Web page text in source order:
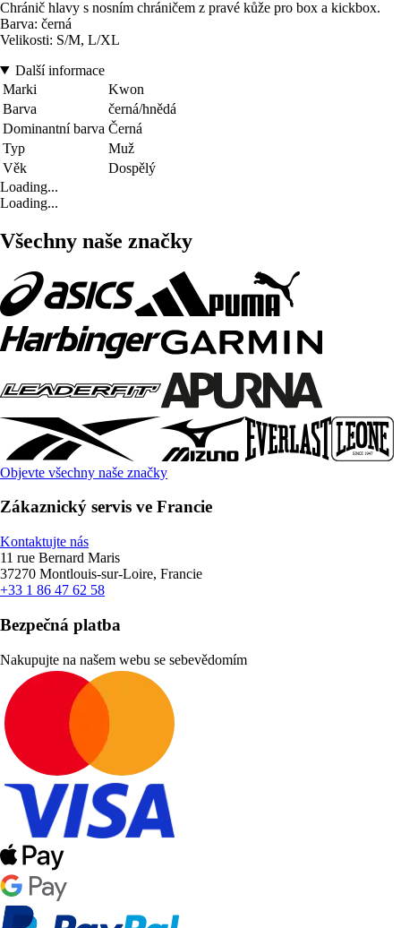
Chránič hlavy s nosním chráničem z pravé kůže pro box a kickbox.
Barva: černá
Velikosti: S/M, L/XL
Další informace
Marki
Kwon
Barva
černá/hnědá
Dominantní barva Černá
Typ
Muž
Věk
Dospělý
Loading...
Loading...
Všechny naše značky
Objevte všechny naše značky
Zákaznický servis ve Francie
Kontaktujte nás
11 rue Bernard Maris
37270 Montlouis-sur-Loire, Francie
+33 1 86 47 62 58
Bezpečná platba
Nakupujte na našem webu se sebevědomím